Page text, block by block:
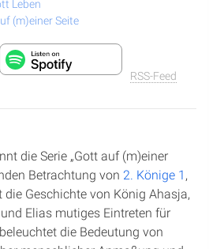
Leben
(m)einer Seite
RSS-Feed
die Serie „Gott auf (m)einer
Betrachtung von 2. Könige 1 ,
die Geschichte von König Ahasja,
Elias mutiges Eintreten für
die Bedeutung von